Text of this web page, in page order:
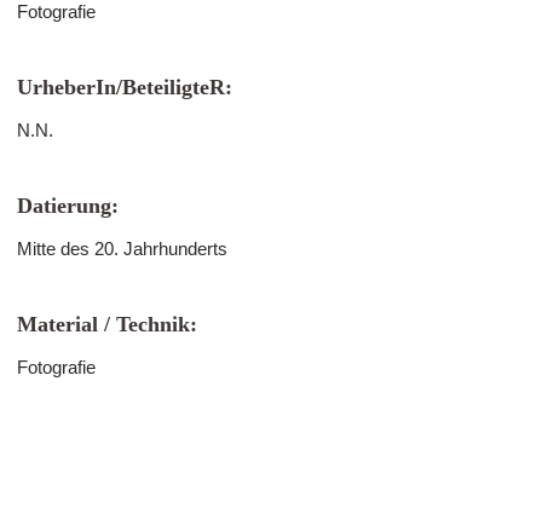
Fotografie
UrheberIn/BeteiligteR:
N.N.
Datierung:
Mitte des 20. Jahrhunderts
Material / Technik:
Fotografie